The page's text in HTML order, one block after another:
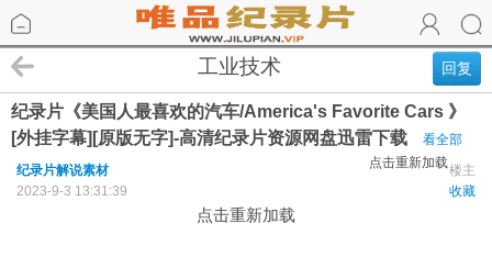
回复
工业技术
纪录片《美国人最喜欢的汽车/America's Favorite Cars 》
[外挂字幕][原版无字]-高清纪录片资源网盘迅雷下载
看全部
点击重新加载楼主
纪录片解说素材
收藏
2023-9-3 13:31:39
点击重新加载